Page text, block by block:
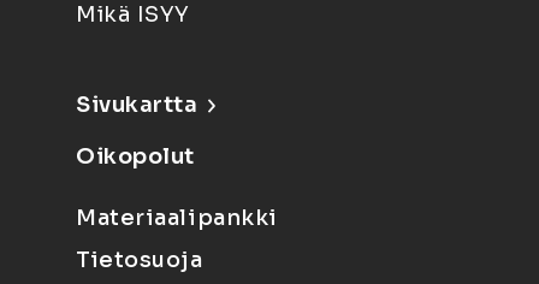
Mikä ISYY
Sivukartta
Oikopolut
Materiaalipankki
Tietosuoja